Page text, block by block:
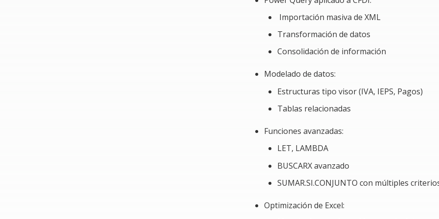
Optimizar el rendimiento de Excel con grandes
Automatizar conciliaciones de IVA, IEPS y
Crear soluciones avanzadas para despachos y
Reducir significativamente tiempos operativos
Dificultad para consolidar información fiscal
Errores en conciliaciones IVA, IEPS y retenciones
Importación masiva de XML
Transformación de datos
Consolidación de información
Modelado de datos:
Estructuras tipo visor (IVA, IEPS, Pagos)
Tablas relacionadas
Funciones avanzadas:
LET, LAMBDA
BUSCARX avanzado
SUMAR.SI.CONJUNTO con múltiples
Optimización de Excel: